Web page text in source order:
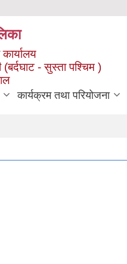
कार्यालय
- सुस्ता पश्चिम )
कार्यक्रम तथा परियोजना